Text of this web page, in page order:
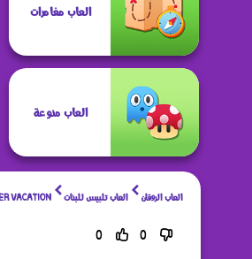
العاب مغامرات
العاب منوعة
العاب الروقان العاب تلبيس للبنات VACATION
0
0